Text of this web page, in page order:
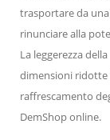
trasportare da
rinunciare alla
La leggerezza
dimensioni
raffrescamento
DemShop online.